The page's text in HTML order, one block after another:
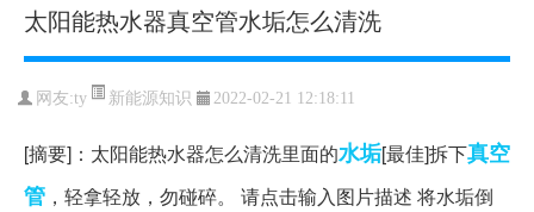
太阳能热水器真空管水垢怎么清洗
网友:ty 新能源知识 2022-02-21 12:18:11
[摘要]：太阳能热水器怎么清洗里面的水垢[最佳]拆下真空
管 ，轻拿轻放，勿碰碎。 请点击输入图片描述 将水垢倒